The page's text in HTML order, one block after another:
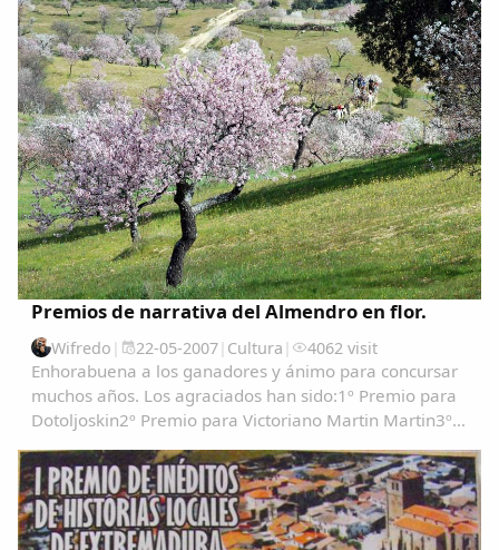
Premios de narrativa del Almendro en flor.
Wifredo | 22-05-2007| Cultura | 4062 visit
Enhorabuena a los ganadores y ánimo para concursar
muchos años. Los agraciados han sido:1º Premio para
Dotoljoskin2º Premio para Victoriano Martin Martin3º
Copiar enlace